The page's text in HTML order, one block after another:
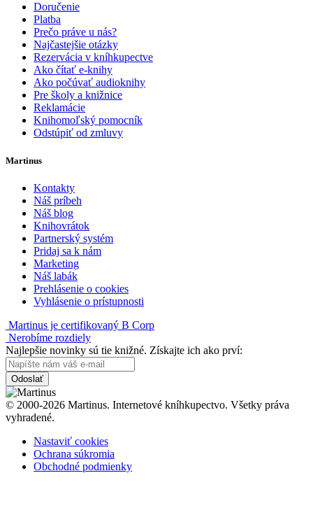
Doručenie
Platba
Prečo práve u nás?
Najčastejšie otázky
Rezervácia v kníhkupectve
Ako čítať e-knihy
Ako počúvať audioknihy
Pre školy a knižnice
Reklamácie
Knihomoľský pomocník
Odstúpiť od zmluvy
Martinus
Kontakty
Náš príbeh
Náš blog
Knihovrátok
Partnerský systém
Pridaj sa k nám
Marketing
Náš labák
Prehlásenie o cookies
Vyhlásenie o prístupnosti
Martinus je certifikovaný B Corp
Nerobíme rozdiely
Najlepšie novinky sú tie knižné. Získajte ich ako prví:
Odoslať
© 2000-2026 Martinus. Internetové kníhkupectvo. Všetky práva
vyhradené.
Nastaviť cookies
Ochrana súkromia
Obchodné podmienky